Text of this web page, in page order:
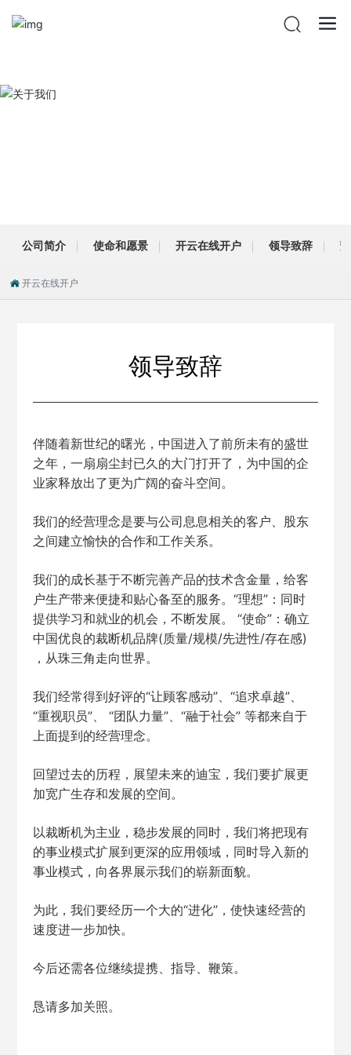
开云在线开户
公司简介 使命和愿景 开云在线开户 领导致辞
开云在线开户
领导致辞
伴随着新世纪的曙光，中国进入了前所未有的盛世
之年，一扇扇尘封已久的大门打开了，为中国的企
业家释放出了更为广阔的奋斗空间。
我们的经营理念是要与公司息息相关的客户、股东
之间建立愉快的合作和工作关系。
我们的成长基于不断完善产品的技术含金量，给客
户生产带来便捷和贴心备至的服务。“理想”：同时
提供学习和就业的机会，不断发展。 “使命”：确立
中国优良的裁断机品牌(质量/规模/先进性/存在感)
，从珠三角走向世界。
我们经常得到好评的“让顾客感动”、“追求卓越”、
“重视职员”、 “团队力量”、“融于社会” 等都来自于
上面提到的经营理念。
回望过去的历程，展望未来的迪宝，我们要扩展更
加宽广生存和发展的空间。
以裁断机为主业，稳步发展的同时，我们将把现有
的事业模式扩展到更深的应用领域，同时导入新的
事业模式，向各界展示我们的崭新面貌。
为此，我们要经历一个大的“进化”，使快速经营的
速度进一步加快。
今后还需各位继续提携、指导、鞭策。
恳请多加关照。